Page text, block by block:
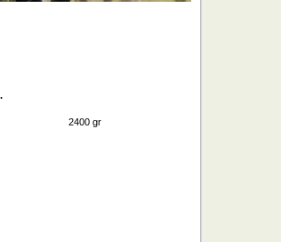
kr 2400 gr